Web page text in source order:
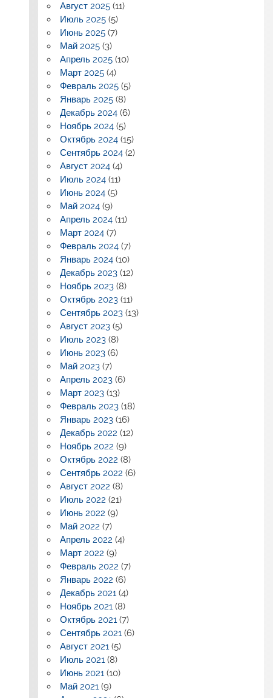
Август 2025 (11)
Июль 2025 (5)
Июнь 2025 (7)
Май 2025 (3)
Апрель 2025 (10)
Март 2025 (4)
Февраль 2025 (5)
Январь 2025 (8)
Декабрь 2024 (6)
Ноябрь 2024 (5)
Октябрь 2024 (15)
Сентябрь 2024 (2)
Август 2024 (4)
Июль 2024 (11)
Июнь 2024 (5)
Май 2024 (9)
Апрель 2024 (11)
Март 2024 (7)
Февраль 2024 (7)
Январь 2024 (10)
Декабрь 2023 (12)
Ноябрь 2023 (8)
Октябрь 2023 (11)
Сентябрь 2023 (13)
Август 2023 (5)
Июль 2023 (8)
Июнь 2023 (6)
Май 2023 (7)
Апрель 2023 (6)
Март 2023 (13)
Февраль 2023 (18)
Январь 2023 (16)
Декабрь 2022 (12)
Ноябрь 2022 (9)
Октябрь 2022 (8)
Сентябрь 2022 (6)
Август 2022 (8)
Июль 2022 (21)
Июнь 2022 (9)
Май 2022 (7)
Апрель 2022 (4)
Март 2022 (9)
Февраль 2022 (7)
Январь 2022 (6)
Декабрь 2021 (4)
Ноябрь 2021 (8)
Октябрь 2021 (7)
Сентябрь 2021 (6)
Август 2021 (5)
Июль 2021 (8)
Июнь 2021 (10)
Май 2021 (9)